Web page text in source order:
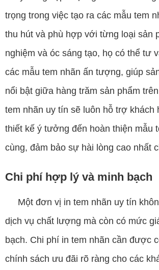
trọng trong việc tạo ra các mẫu tem
thu hút và phù hợp với từng loại sản
nghiệm và óc sáng tạo, họ có thể tư
các mẫu tem nhãn ấn tượng, giúp
nổi bật giữa hàng trăm sản phẩm
tem nhãn uy tín sẽ luôn hỗ trợ khách
thiết kế ý tưởng đến hoàn thiện mẫu
cùng, đảm bảo sự hài lòng cao nhất
Chi phí hợp lý và minh bạch
Một đơn vị in tem nhãn uy tín
dịch vụ chất lượng mà còn có mức
bạch. Chi phí in tem nhãn cần được
chính sách ưu đãi rõ ràng cho các